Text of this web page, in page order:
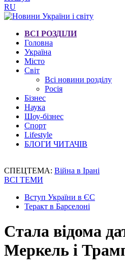
RU
ВСІ РОЗДІЛИ
Головна
Україна
Місто
Світ
Всі новини розділу
Росія
Бізнес
Наука
Шоу-бізнес
Спорт
Lifestyle
БЛОГИ ЧИТАЧІВ
СПЕЦТЕМА: Війна в Ірані
ВСІ ТЕМИ
Вступ України в ЄС
Теракт в Барселоні
Стала відома
Меркель і